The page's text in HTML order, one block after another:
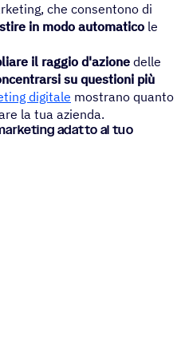
che consentono di
in modo automatico le
il raggio d'azione delle
su questioni più
digitale mostrano quanto
la tua azienda.
adatto al tuo